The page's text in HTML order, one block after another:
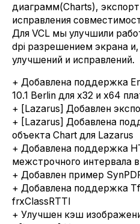
диаграмм(Charts),
исправления
Для VCL мы улучшили
dpi разрешением экрана
улучшений и исправлений.
+ Добавлена поддержка
10.1 Berlin для x32 и x64
+ [Lazarus] Добавлен
+ [Lazarus] Добавлена
объекта Chart для Lazarus
+ Добавлена поддержка
межстрочного интервала
+ Добавлен пример
+ Добавлена поддержка
frxClassRTTI
+ Улучшен кэш